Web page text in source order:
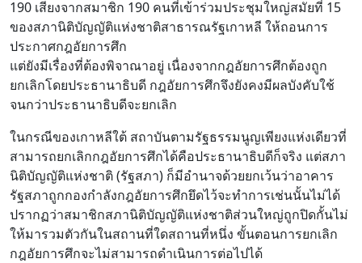
190 เสียงจากสมาชิก 190 คนที่เข้าร่วมประชุมใหญ่สมัยที่ 15
ของสภานิติบัญญัติแห่งชาติสาธารณรัฐเกาหลี ให้ถอนการ
ประกาศกฎอัยการศึก
แต่ยังมีเรื่องที่ต้องพิจาณาอยู่ เนื่องจากกฎอัยการศึกต้องถูก
ยกเลิกโดยประธานาธิบดี กฎอัยการศึกจึงยังคงมีผลบังคับใช้
จนกว่าประธานาธิบดีจะยกเลิก
ในกรณีของเกาหลีใต้ สถาบันตามรัฐธรรมนูญเพียงแห่งเดียวที่
สามารถยกเลิกกฎอัยการศึกได้คือประธานาธิบดีก็จริง แต่สภา
นิติบัญญัติแห่งชาติ (รัฐสภา) ก็มีอำนาจด้วยยกเว้นว่าอาคาร
รัฐสภาถูกกองกำลังกฎอัยการศึกยึดไว้จะทำการเช่นนั้นไม่ได้
ปรากฏว่าสมาชิกสภานิติบัญญัติแห่งชาติส่วนใหญ่ถูกปิดกั้นไม่
ให้มารวมตัวกันในสถานที่ใดสถานที่หนึ่ง ขั้นตอนการยกเลิก
กฎอัยการศึกจะไม่สามารถดำเนินการต่อไปได้